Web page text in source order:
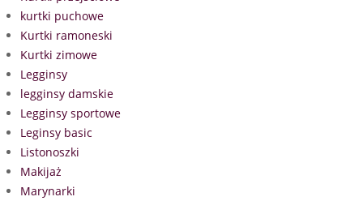
kurtki puchowe
Kurtki ramoneski
Kurtki zimowe
Legginsy
legginsy damskie
Legginsy sportowe
Leginsy basic
Listonoszki
Makijaż
Marynarki